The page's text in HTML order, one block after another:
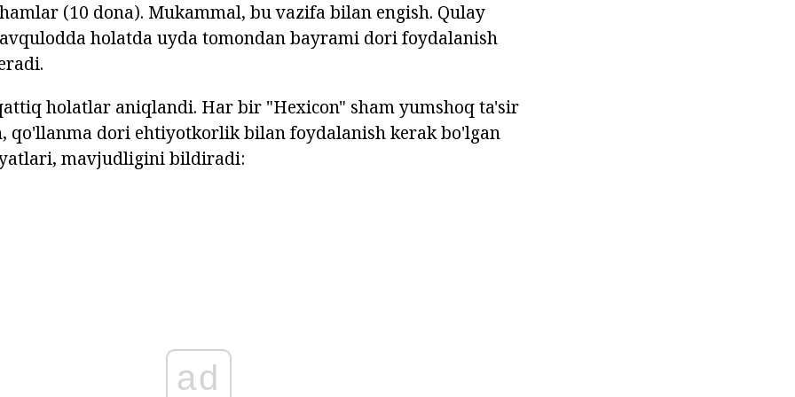
(10 dona). Mukammal, bu vazifa bilan engish. Qulay
holatda uyda tomondan bayrami dori foydalanish
holatlar aniqlandi. Har bir "Hexicon" sham yumshoq ta'sir
qo'llanma dori ehtiyotkorlik bilan foydalanish kerak bo'lgan
mavjudligini bildiradi:
ad